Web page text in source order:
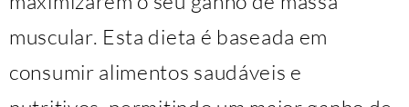
muscular. Esta dieta é baseada em
consumir alimentos saudáveis e